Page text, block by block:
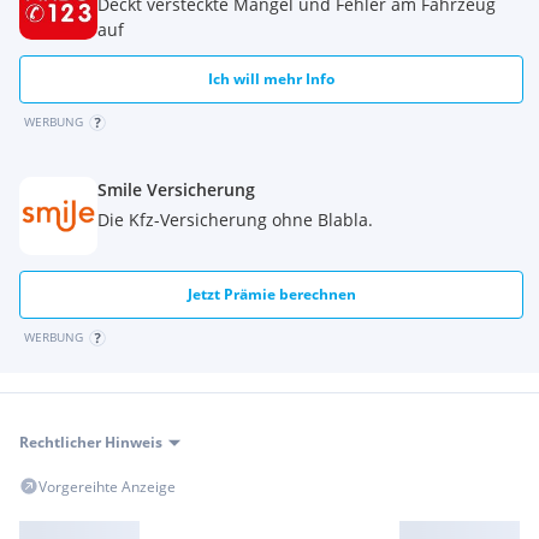
Passende Versicherungsangebote direkt über uns
Individuelle Finanzierungsangebote, auf dich
Rücknahme deiner Gebrauchten möglich
Qualität und Service: professionelle Übergabe, ehrliche
Sehr große Auswahl im über 1000 m Showroom:
anschauen, vergleichen, probesitzen
auf
Ich will mehr Info
WERBUNG
Smile Versicherung
Die Kfz-Versicherung ohne Blabla.
Jetzt Prämie berechnen
WERBUNG
Rechtlicher Hinweis
Vorgereihte Anzeige